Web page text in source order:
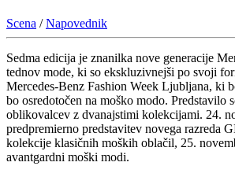
Scena /Napovednik
Sedma edicija je znanilka nove generacije
tednov mode, ki so ekskluzivnejši po svoji
Mercedes-Benz Fashion Week Ljubljana, ki
bo osredotočen na moško modo. Predstavilo
oblikovalcev z dvanajstimi kolekcijami. 24.
predpremierno predstavitev novega razreda
kolekcije klasičnih moških oblačil, 25.
avantgardni moški modi.